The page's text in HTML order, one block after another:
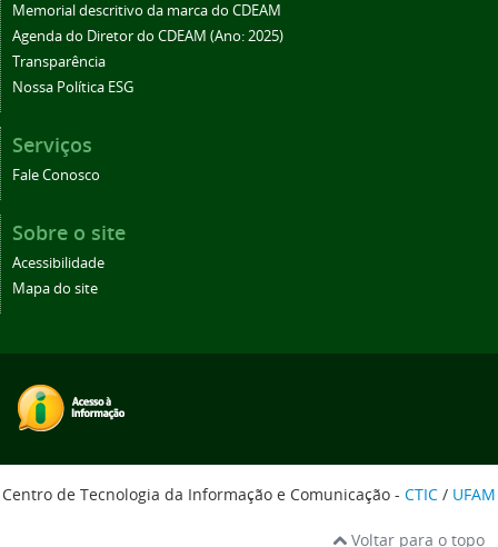
Memorial descritivo da marca do CDEAM
Agenda do Diretor do CDEAM (Ano: 2025)
Transparência
Nossa Política ESG
Serviços
Fale Conosco
Sobre o site
Acessibilidade
Mapa do site
Centro de Tecnologia da Informação e Comunicação - CTIC / UFAM
Voltar para o topo